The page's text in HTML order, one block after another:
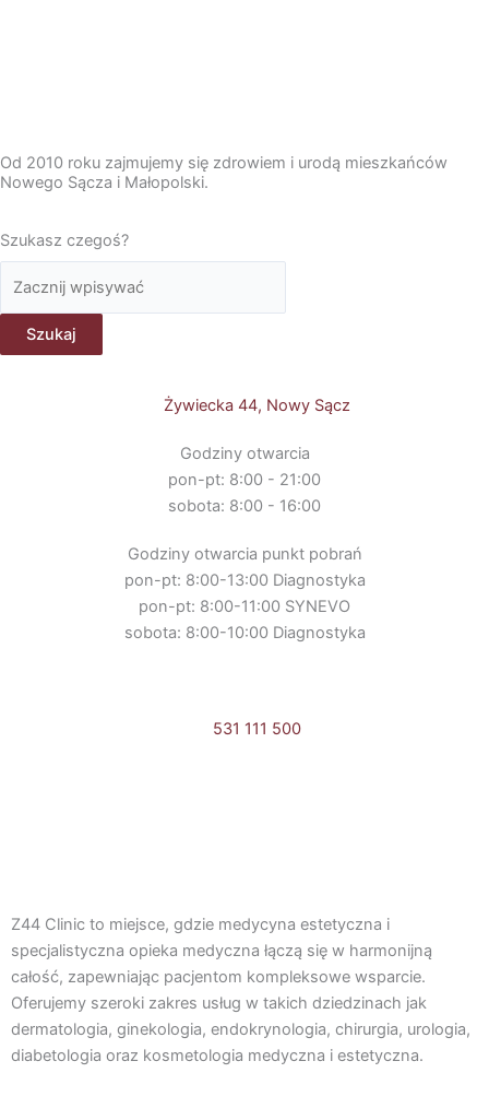
Od 2010 roku zajmujemy się zdrowiem i urodą mieszkańców
Nowego Sącza i Małopolski.
Szukasz czegoś?
Szukaj
Żywiecka 44, Nowy Sącz
Godziny otwarcia
pon-pt: 8:00 - 21:00
sobota: 8:00 - 16:00
Godziny otwarcia punkt pobrań
pon-pt: 8:00-13:00 Diagnostyka
pon-pt: 8:00-11:00 SYNEVO
sobota: 8:00-10:00 Diagnostyka
531 111 500
a
c
e
b
n
s
t
a
Z44 Clinic to miejsce, gdzie medycyna estetyczna i
specjalistyczna opieka medyczna łączą się w harmonijną
całość, zapewniając pacjentom kompleksowe wsparcie.
Oferujemy szeroki zakres usług w takich dziedzinach jak
dermatologia, ginekologia, endokrynologia, chirurgia, urologia,
diabetologia oraz kosmetologia medyczna i estetyczna.